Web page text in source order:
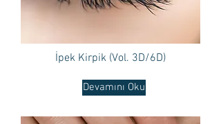
İpek Kirpik (Vol. 3D/6D)
Devamını Oku